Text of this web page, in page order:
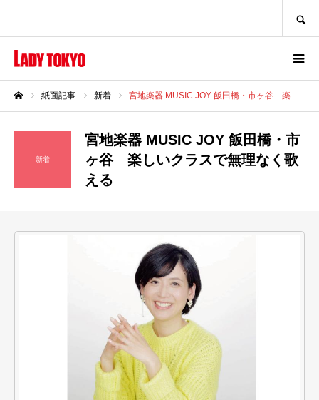
紙面記事 新着 宮地楽器 MUSIC JOY 飯田橋・市ヶ谷 楽しいクラスで無理なく歌える
新着
宮地楽器 MUSIC JOY 飯田橋・市
ヶ谷 楽しいクラスで無理なく歌
える